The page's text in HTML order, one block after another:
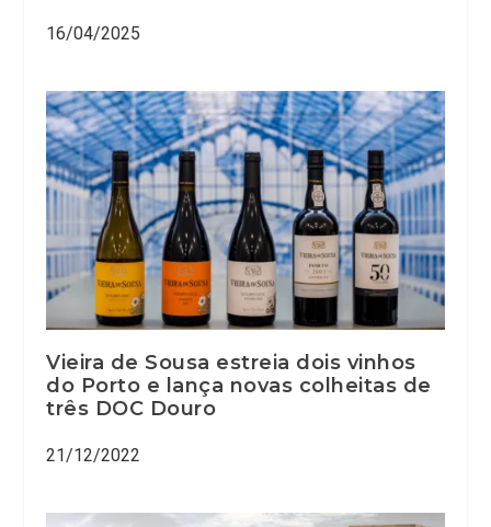
16/04/2025
Vieira de Sousa estreia dois vinhos
do Porto e lança novas colheitas de
três DOC Douro
21/12/2022